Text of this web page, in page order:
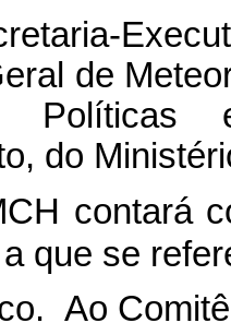
de
do
contará
que se
Ao